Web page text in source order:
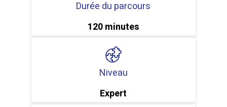
Durée du parcours
120 minutes
Niveau
Expert